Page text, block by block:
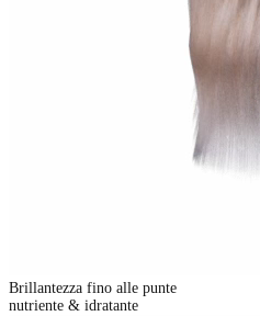
Brillantezza fino alle punte
nutriente & idratante